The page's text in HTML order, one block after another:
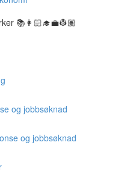
📚👩🏻‍🎓💼👷🏽
og jobbsøknad
og jobbsøknad